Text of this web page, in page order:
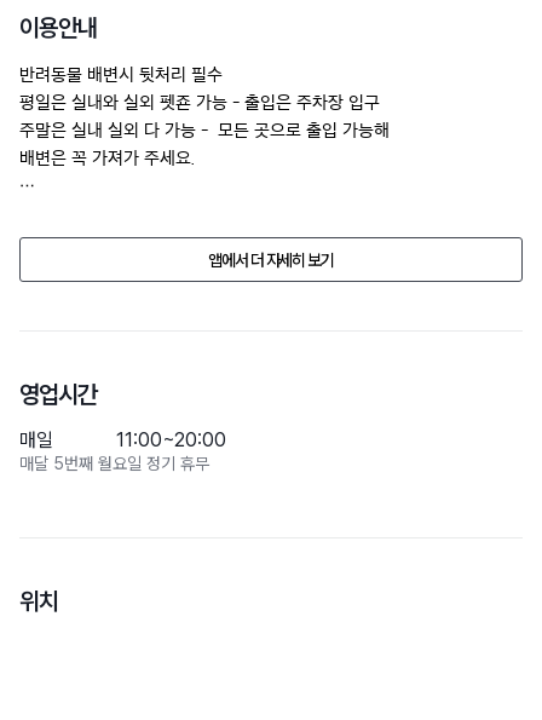
이용안내
반려동물 배변시 뒷처리 필수
평일은 실내와 실외 펫죤 가능 - 출입은 주차장 입구
주말은 실내 실외 다 가능 -  모든 곳으로 출입 가능해
배변은 꼭 가져가 주세요.
변경될수 있습니다.
방문 전에 전화문의 해주세요.앱에서 더 자세히 보기
영업시간
매일 11:00~20:00
매달 5번째 월요일 정기 휴무
위치